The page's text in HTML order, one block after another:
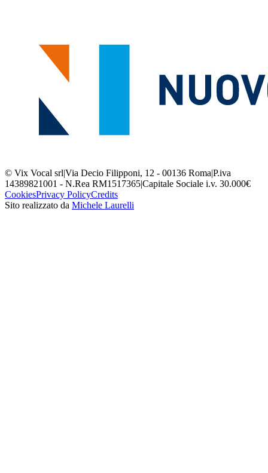
© Vix Vocal srl|Via Decio Filipponi, 12 - 00136 Roma|P.iva
14389821001 - N.Rea RM1517365|Capitale Sociale i.v. 30.000€
CookiesPrivacy PolicyCredits
Sito realizzato da Michele Laurelli